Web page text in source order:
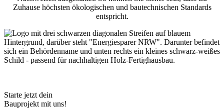
Zuhause höchsten ökologischen und bautechnischen Standards
entspricht.
Starte jetzt dein
Bauprojekt mit uns!